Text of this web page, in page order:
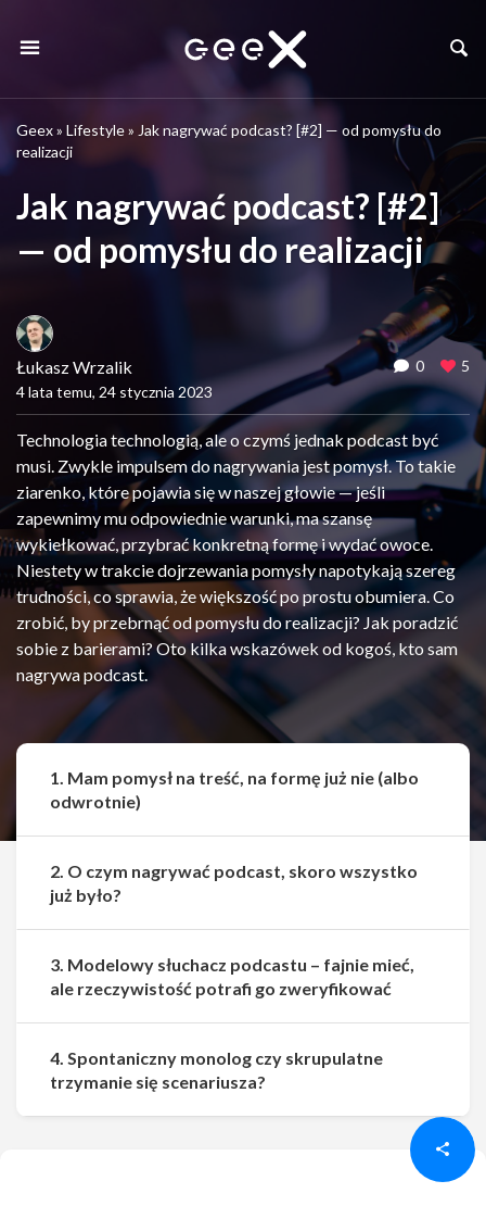
Geex» Lifestyle» Jak nagrywać podcast? [#2] — od pomysłu do
realizacji
Jak nagrywać podcast? [#2]
— od pomysłu do realizacji
Łukasz Wrzalik
4 lata temu, 24 stycznia 2023
0 5
Technologia technologią, ale o czymś jednak podcast być
musi. Zwykle impulsem do nagrywania jest pomysł. To takie
ziarenko, które pojawia się w naszej głowie — jeśli
zapewnimy mu odpowiednie warunki, ma szansę
wykiełkować, przybrać konkretną formę i wydać owoce.
Niestety w trakcie dojrzewania pomysły napotykają szereg
trudności, co sprawia, że większość po prostu obumiera. Co
zrobić, by przebrnąć od pomysłu do realizacji? Jak poradzić
sobie z barierami? Oto kilka wskazówek od kogoś, kto sam
nagrywa podcast.
Udostępnij
1. Mam pomysł na treść, na formę już nie (albo
odwrotnie)
2. O czym nagrywać podcast, skoro wszystko
już było?
3. Modelowy słuchacz podcastu – fajnie mieć,
ale rzeczywistość potrafi go zweryfikować
4. Spontaniczny monolog czy skrupulatne
trzymanie się scenariusza?